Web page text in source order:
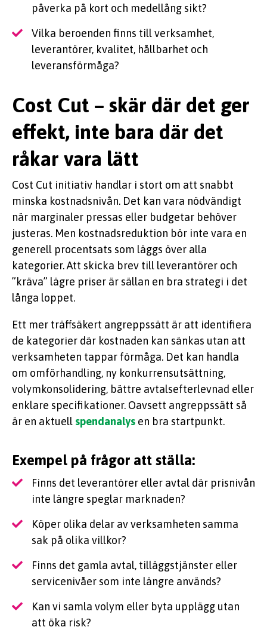
påverka på kort och medellång sikt?
Vilka beroenden finns till verksamhet,
leverantörer, kvalitet, hållbarhet och
leveransförmåga?
Cost Cut – skär där det ger
effekt, inte bara där det
råkar vara lätt
Cost Cut initiativ handlar i stort om att snabbt
minska kostnadsnivån. Det kan vara nödvändigt
när marginaler pressas eller budgetar behöver
justeras. Men kostnadsreduktion bör inte vara en
generell procentsats som läggs över alla
kategorier. Att skicka brev till leverantörer och
”kräva” lägre priser är sällan en bra strategi i det
långa loppet.
Ett mer träffsäkert angreppssätt är att identifiera
de kategorier där kostnaden kan sänkas utan att
verksamheten tappar förmåga. Det kan handla
om omförhandling, ny konkurrensutsättning,
volymkonsolidering, bättre avtalsefterlevnad eller
enklare specifikationer. Oavsett angreppssätt så
är en aktuell spendanalys en bra startpunkt.
Exempel på frågor att ställa:
Finns det leverantörer eller avtal där prisnivån
inte längre speglar marknaden?
Köper olika delar av verksamheten samma
sak på olika villkor?
Finns det gamla avtal, tilläggstjänster eller
servicenivåer som inte längre används?
Kan vi samla volym eller byta upplägg utan
att öka risk?